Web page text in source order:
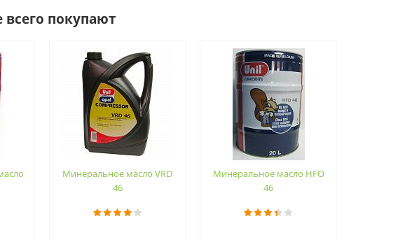
покупают
Минеральное масло VRD
46
Минеральное масло HFO
46